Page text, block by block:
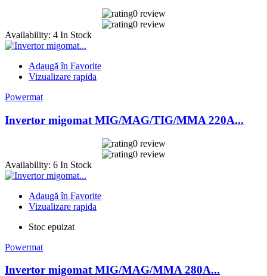
0 review
0 review
Availability: 4 In Stock
Adaugă în Favorite
Vizualizare rapida
Powermat
Invertor migomat MIG/MAG/TIG/MMA 220A...
0 review
0 review
Availability: 6 In Stock
Adaugă în Favorite
Vizualizare rapida
Stoc epuizat
Powermat
Invertor migomat MIG/MAG/MMA 280A...